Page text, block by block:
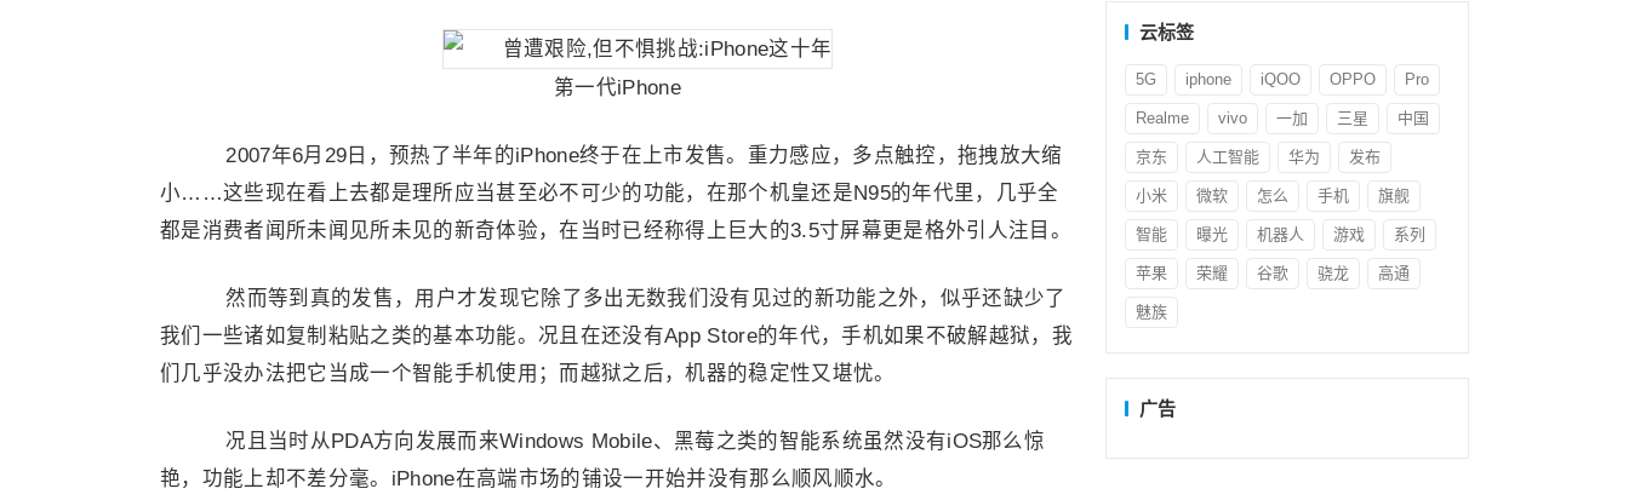
第一代iPhone
2007年6月29日，预热了半年的iPhone终于在上市发售。重力感应，多点触控，拖拽放大缩
小……这些现在看上去都是理所应当甚至必不可少的功能，在那个机皇还是N95的年代里，几乎全
都是消费者闻所未闻见所未见的新奇体验，在当时已经称得上巨大的3.5寸屏幕更是格外引人注目。
然而等到真的发售，用户才发现它除了多出无数我们没有见过的新功能之外，似乎还缺少了
我们一些诸如复制粘贴之类的基本功能。况且在还没有App Store的年代，手机如果不破解越狱，我
们几乎没办法把它当成一个智能手机使用；而越狱之后，机器的稳定性又堪忧。
况且当时从PDA方向发展而来Windows Mobile、黑莓之类的智能系统虽然没有iOS那么惊
艳，功能上却不差分毫。iPhone在高端市场的铺设一开始并没有那么顺风顺水。
云标签
5G iphone iQOO OPPO Pro
Realme vivo 一加 三星 中国
京东 人工智能 华为 发布
小米 微软 怎么 手机 旗舰
智能 曝光 机器人 游戏 系列
苹果 荣耀 谷歌 骁龙 高通
魅族
广告